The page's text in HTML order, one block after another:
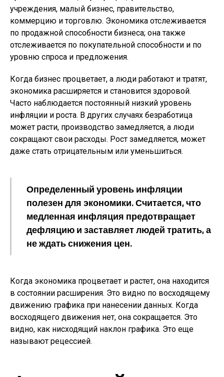
учреждения, малый бизнес, правительство,
коммерцию и торговлю. Экономика отслеживается
по продажной способности бизнеса; она также
отслеживается по покупательной способности и по
уровню спроса и предложения.
Когда бизнес процветает, а люди работают и тратят,
экономика расширяется и становится здоровой.
Часто наблюдается постоянный низкий уровень
инфляции и роста. В других случаях безработица
может расти, производство замедляется, а люди
сокращают свои расходы. Рост замедляется, может
даже стать отрицательным или уменьшиться.
Определенный уровень инфляции
полезен для экономики. Считается, что
медленная инфляция предотвращает
дефляцию и заставляет людей тратить, а
не ждать снижения цен.
Когда экономика процветает и растет, она находится
в состоянии расширения. Это видно по восходящему
движению графика при нанесении данных. Когда
восходящего движения нет, она сокращается. Это
видно, как нисходящий наклон графика. Это еще
называют рецессией.